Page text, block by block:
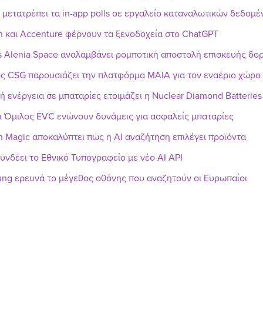
τα in-app polls σε εργαλείο καταναλωτικών
και Accenture φέρνουν τα ξενοδοχεία στο ChatGPT
Space αναλαμβάνει ρομποτική αποστολή επισκευής
CSG παρουσιάζει την πλατφόρμα MAIA για τον εναέριο χώρο
ενέργεια σε μπαταρίες ετοιμάζει η Nuclear Diamond Batteries
Όμιλος EVC ενώνουν δυνάμεις για ασφαλείς μπαταρίες
Magic αποκαλύπτει πώς η AI αναζήτηση επιλέγει προϊόντα
το Εθνικό Τυπογραφείο με νέο AI API
ερευνά το μέγεθος οθόνης που αναζητούν οι Ευρωπαίοι